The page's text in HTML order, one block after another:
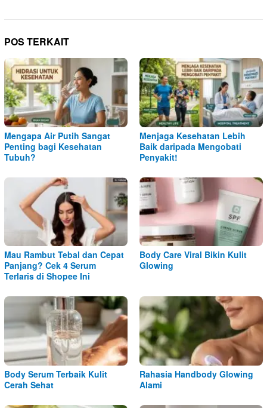
POS TERKAIT
Mengapa Air Putih Sangat
Penting bagi Kesehatan
Tubuh?
Menjaga Kesehatan Lebih
Baik daripada Mengobati
Penyakit!
Mau Rambut Tebal dan Cepat
Panjang? Cek 4 Serum
Terlaris di Shopee Ini
Body Care Viral Bikin Kulit
Glowing
Body Serum Terbaik Kulit
Cerah Sehat
Rahasia Handbody Glowing
Alami